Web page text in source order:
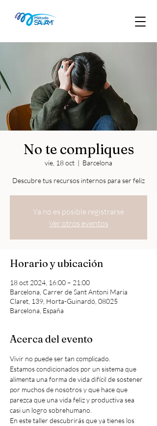
No te compliques
vie, 18 oct
  |
Barcelona
Descubre tus recursos internos para ser feliz
Ya no es posible registrarse
Ver otros eventos
Horario y ubicación
18 oct 2024, 16:00 – 21:00
Barcelona, Carrer de Sant Antoni Maria
Claret, 139, Horta-Guinardó, 08025
Barcelona, España
Acerca del evento
Vivir no puede ser tan complicado.
Estamos condicionados por un sistema que
alimenta una forma de vida difícil de sostener
por muchos de nosotros y que hace que
parezca que una vida feliz y productiva sea
casi un logro sobrehumano.
En este taller descubrirás que ya tienes los